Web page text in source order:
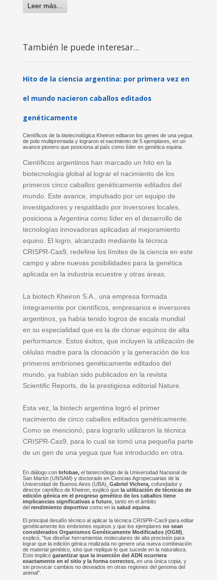
Leer más...
También le puede interesar...
Hito de la ciencia argentina: por primera vez en
el mundo nacieron caballos editados
genéticamente
Científicos de la biotecnológica Kheiron editaron los genes de una yegua
de polo multipremiada y lograron el nacimiento de 5 ejemplares, en un
avance pionero que posiciona al país como líder en genética equina.
Científicos argentinos han marcado un hito en la
biotecnología global al lograr el nacimiento de los
primeros cinco caballos genéticamente editados del
mundo. Este avance, impulsado por un equipo de
investigadores y respaldado por inversores locales,
posiciona a Argentina como líder en el desarrollo de
tecnologías innovadoras aplicadas al mejoramiento
equino. El logro, alcanzado mediante la técnica
CRISPR-Cas9, redefine los límites de la ciencia en este
campo y abre nuevas posibilidades para la genética
aplicada en la industria ecuestre y otras áreas.
La biotech Kheiron S.A., una empresa formada
íntegramente por científicos, empresarios e inversores
argentinos, ya había tenido logros de escala mundial
en su especialidad que es la de clonar equinos de alta
performance. Estos éxitos, que incluyen la utilización de
células madre para la clonación y la generación de los
primeros embriones genéticamente editados del
mundo, ya habían sido publicados en la revista
Scientific Reports, de la prestigiosa editorial Nature.
Esta vez, la biotech argentina logró el primer
nacimiento de cinco caballos editados genéticamente.
Como se mencionó, para lograrlo utilizaron la técnica
CRISPR-Cas9, para lo cual se tomó una pequeña parte
de un gen de una yegua que fue introducido en otra.
En diálogo con Infobae,el biotecnólogo de la Universidad Nacional de
San Martín (UNSAM) y doctorado en Ciencias Agropecuarias de la
Universidad de Buenos Aires (UBA), Gabriel Vichera,cofundador y
director científico de Kheiron, explicó que la utilización de técnicas de
edición génica en el progreso genético de los caballos tiene
implicancias significativas a futuro, tanto en el ámbito
del rendimiento deportivocomo en la salud equina.
El principal desafío técnico al aplicar la técnica CRISPR-Cas9 para editar
genéticamente los embriones equinos y que los ejemplares no sean
considerados Organismos Genéticamente Modificados (OGM)
explicó, “fue diseñar herramientas moleculares de alta precisión para
lograr que la edición génica realizada no genere una nueva combinación
de material genético, sino que replique lo que sucede en la naturaleza.
Esto implicó garantizar que la inserción del ADN ocurriera
exactamente en el sitio y la forma correctos, en una única copia, y
sin provocar cambios no deseados en otras regiones del genoma del
animal”.